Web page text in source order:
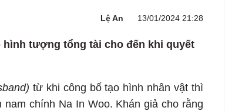
Lệ An 13/01/2024 21:28
tượng tổng tài cho đến khi quyết
từ khi công bố tạo hình nhân vật thì
chính Na In Woo. Khán giả cho rằng